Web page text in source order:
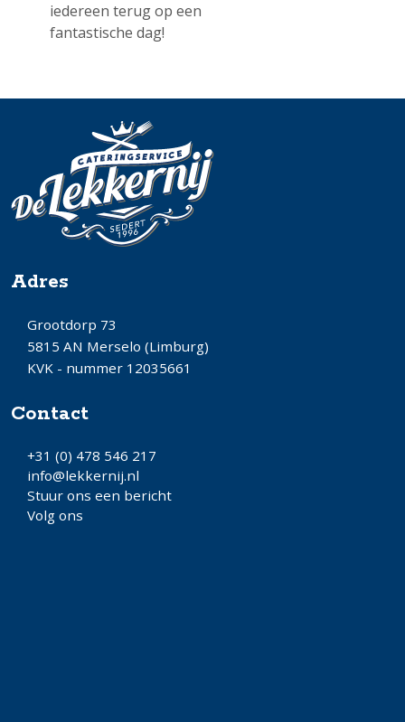
iedereen terug op een
fantastische dag!
Adres
Grootdorp 73
5815 AN Merselo (Limburg)
KVK - nummer 12035661
Contact
+31 (0) 478 546 217
info@lekkernij.nl
Stuur ons een bericht
Volg ons